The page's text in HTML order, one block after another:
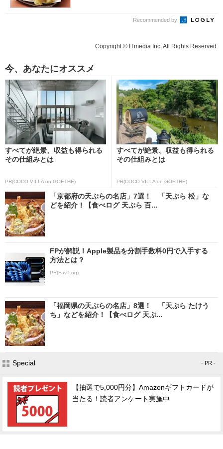
Recommended by
Copyright © ITmedia Inc. All Rights Reserved.
今、あなたにオススメ
すべてが絶景、収益も得られる
その仕組みとは
PR(COCO VILLA on GOETHE)
すべてが絶景、収益も得られる
その仕組みとは
PR(COCO VILLA on GOETHE)
「京都府の天ぷらの名店」7選！ 「天ぷら 松」な
どを紹介！【食べログ 天ぷら 百...
FPが解説！Apple製品を分割手数料0円で入手する
方法とは？
PR(Fav-Log)
「福岡県の天ぷらの名店」8選！ 「天ぷら たけう
ち」などを紹介！【食べログ 天ぷ...
Special - PR -
【抽選で5,000円分】Amazonギフトカードが
当たる！読者アンケート実施中